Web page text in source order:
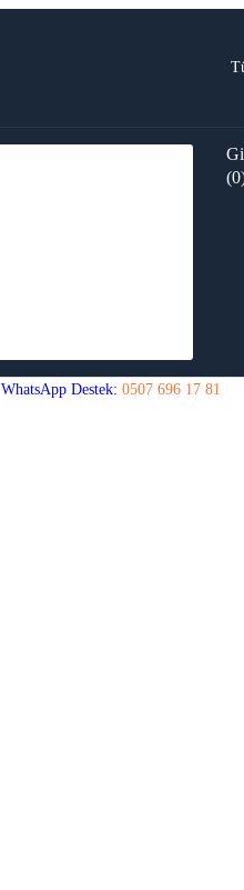
WhatsApp Destek: 0507 696 17 81